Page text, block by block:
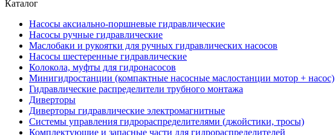
Каталог
Насосы аксиально-поршневые гидравлические
Насосы ручные гидравлические
Маслобаки и рукоятки для ручных гидравлических насосов
Насосы шестеренные гидравлические
Колокола, муфты для гидронасосов
Минигидростанции (компактные насосные маслостанции мотор + насос)
Гидравлические распределители трубного монтажа
Диверторы
Диверторы гидравлические электромагнитные
Системы управления гидрораспределителями (джойстики, тросы)
Комплектующие и запасные части для гидрораспределителей